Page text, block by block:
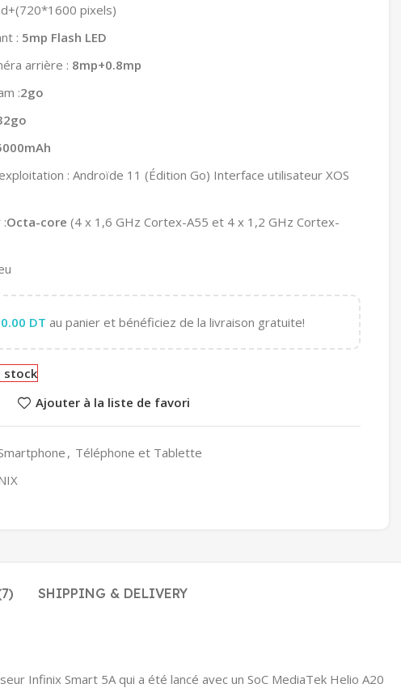
pixels)
: 5mp Flash LED
arrière : 8mp+0.8mp
:2go
: Androïde 11 (Édition Go) Interface utilisateur XOS
Octa-core (4 x 1,6 GHz Cortex-A55 et 4 x 1,2 GHz Cortex-
DT au panier et bénéficiez de la livraison gratuite!
stock
Ajouter à la liste de favori
, Téléphone et Tablette
SHIPPING & DELIVERY
Infinix Smart 5A qui a été lancé avec un SoC MediaTek Helio A20